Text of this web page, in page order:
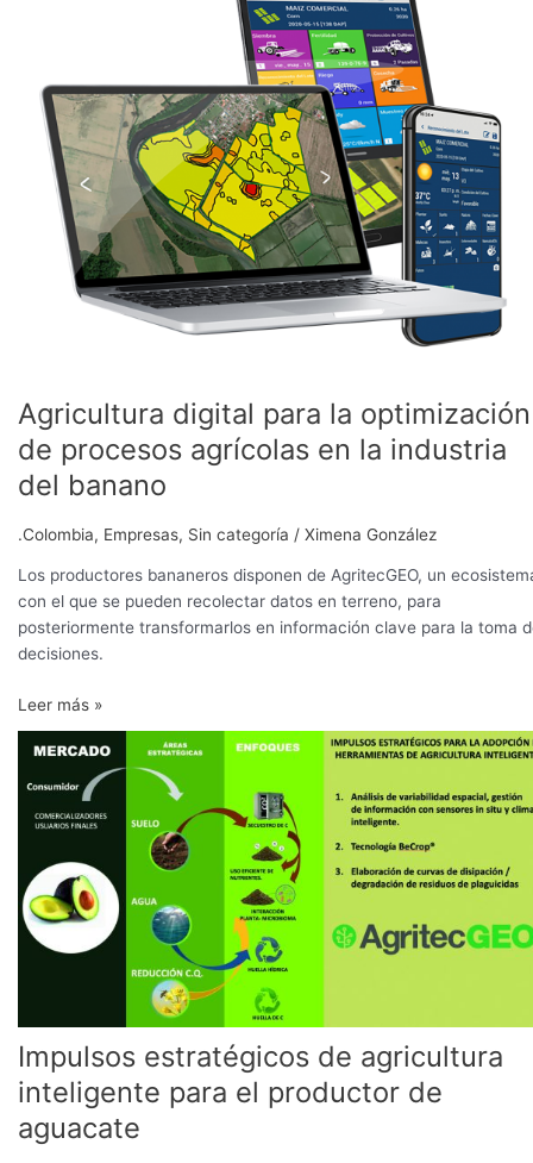
Agricultura digital para la optimización
de procesos agrícolas en la industria
del banano
.Colombia, Empresas, Sin categoría / Ximena González
Los productores bananeros disponen de AgritecGEO, un
con el que se pueden recolectar datos en terreno, para
posteriormente transformarlos en información clave para la toma
decisiones.
procesos
agrícolas
industria
banano
Leer más »
Impulsos estratégicos de agricultura
inteligente para el productor de
aguacate
Impulsos
estratégicos
de
agricultura
para
el
productor